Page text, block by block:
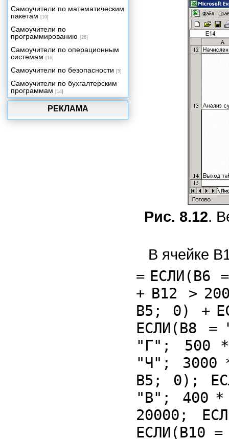
Рис. 8.12.
В ячейке
= ЕСЛИ(B6 =
+ B12 >
B5; 0) +
ЕСЛИ(B8 =
"Г" ; 500
*
"Ч" ; 3000
B5; 0);
"В" ; 400 *
20000 ;
ЕСЛИ(B10 =
РЕКЛАМА
заполнения декларации
Учет доходов и расходов в быту и
бизнесе
Функции рабочего листа
Самоучители по математическим
пакетам [10]
Самоучители по
программированию [26]
Самоучители по операционным
системам [16]
Самоучители по безопасности [5]
Самоучители по бухгалтерским
программам [14]